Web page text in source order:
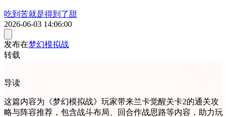
吃到苦就是得到了甜
2026-06-03 14:06:00
发布在梦幻模拟战
转载
导读
这篇内容为《梦幻模拟战》玩家带来兰卡觉醒关卡2的通关攻
略与阵容推荐，包含战斗布局、回合作战思路等内容，助力玩